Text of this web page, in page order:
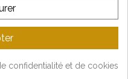
des données
confidentialité et de cookies